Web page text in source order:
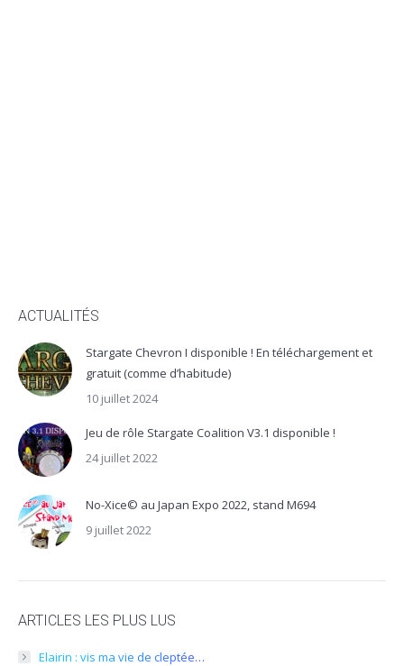
ACTUALITÉS
Stargate Chevron I disponible ! En téléchargement et
gratuit (comme d’habitude)
10 juillet 2024
Jeu de rôle Stargate Coalition V3.1 disponible !
24 juillet 2022
No-Xice© au Japan Expo 2022, stand M694
9 juillet 2022
ARTICLES LES PLUS LUS
Elairin : vis ma vie de cleptée…